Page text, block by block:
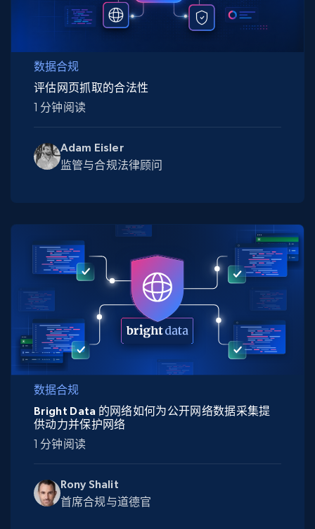
数据合规
Adam Eisler
监管与合规法律顾问
评估网页抓取的合法性
1 分钟阅读
数据合规
Rony Shalit
首席合规与道德官
Bright Data 的网络如何为公开网络数据采集提
供动力并保护网络
1 分钟阅读